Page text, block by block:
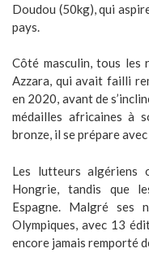
Doudou (50kg), qui
pays.
Côté masculin, tous les
Azzara, qui avait failli
en 2020, avant de
médailles africaines à
bronze, il se prépare
Les lutteurs algériens
Hongrie, tandis que
Espagne. Malgré ses
Olympiques, avec 13
encore jamais remporté